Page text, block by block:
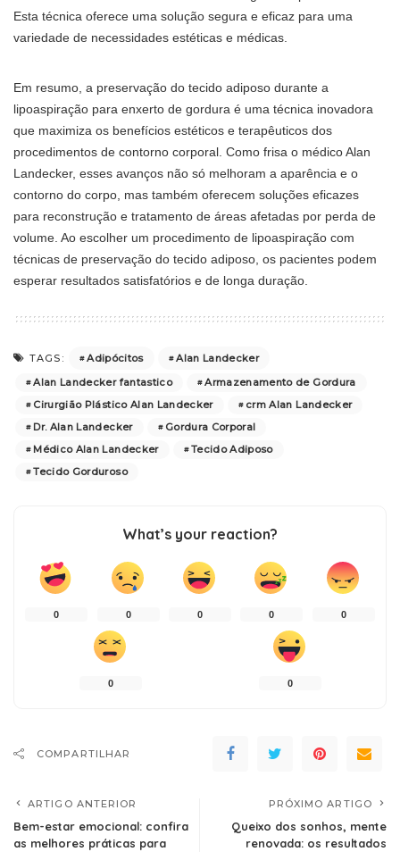
Esta técnica oferece uma solução segura e eficaz para uma
variedade de necessidades estéticas e médicas.
Em resumo, a preservação do tecido adiposo durante a
lipoaspiração para enxerto de gordura é uma técnica inovadora
que maximiza os benefícios estéticos e terapêuticos dos
procedimentos de contorno corporal. Como frisa o médico Alan
Landecker, esses avanços não só melhoram a aparência e o
contorno do corpo, mas também oferecem soluções eficazes
para reconstrução e tratamento de áreas afetadas por perda de
volume. Ao escolher um procedimento de lipoaspiração com
técnicas de preservação do tecido adiposo, os pacientes podem
esperar resultados satisfatórios e de longa duração.
TAGS: Adipócitos
Alan Landecker
Alan Landecker fantastico
Armazenamento de Gordura
Cirurgião Plástico Alan Landecker
crm Alan Landecker
Dr. Alan Landecker
Gordura Corporal
Médico Alan Landecker
Tecido Adiposo
Tecido Gorduroso
What’s your reaction?
0 0 0 0 0
0 0
COMPARTILHAR
ARTIGO ANTERIOR
Bem-estar emocional: confira
as melhores práticas para
PRÓXIMO ARTIGO
Queixo dos sonhos, mente
renovada: os resultados